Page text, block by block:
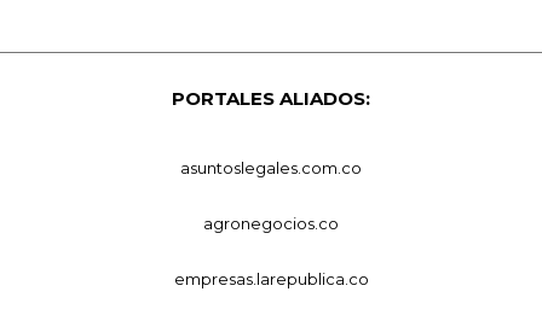
PORTALES ALIADOS:
asuntoslegales.com.co
agronegocios.co
empresas.larepublica.co